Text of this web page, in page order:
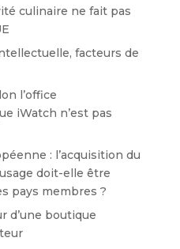
culinaire ne fait pas
facteurs de
l’office
iWatch n’est pas
: l’acquisition du
doit-elle être
pays membres ?
d’une boutique